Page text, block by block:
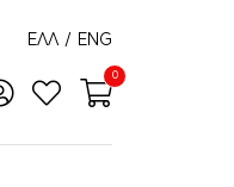
ΕΛΛ / ENG
0